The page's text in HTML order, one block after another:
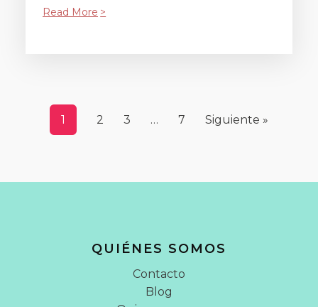
Read More
1 2 3 … 7 Siguiente »
QUIÉNES SOMOS
Contacto
Blog